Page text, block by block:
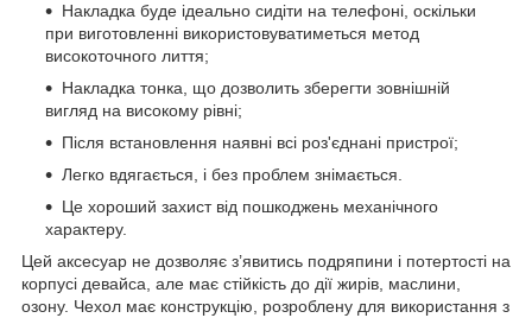
Накладка буде ідеально сидіти на телефоні, оскільки
при виготовленні використовуватиметься метод
високоточного лиття;
Накладка тонка, що дозволить зберегти зовнішній
вигляд на високому рівні;
Після встановлення наявні всі роз'єднані пристрої;
Легко вдягається, і без проблем знімається.
Це хороший захист від пошкоджень механічного
характеру.
Цей аксесуар не дозволяє з’явитись подряпини і потертості на
корпусі девайса, але має стійкість до дії жирів, маслини,
озону. Чехол має конструкцію, розроблену для використання з